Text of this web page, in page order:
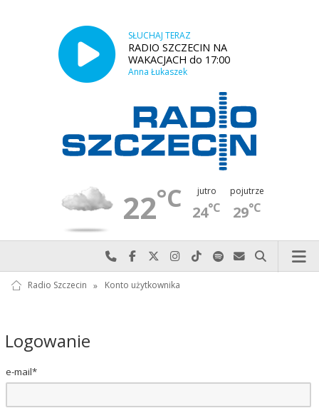
SŁUCHAJ TERAZ
RADIO SZCZECIN NA
WAKACJACH do 17:00
Anna Łukaszek
22°C jutro
24°C
pojutrze
29°C
Najlepiej po prostu do nas zadzwoń
Odwiedź nas na Facebook-u
Odwiedź nas na X
Odwiedź nas na Instagram-ie
Odwiedź nas na TikTok-u
Szukaj nas na Spotify
Wyślij do nas
Szukaj
Radio Szczecin » Konto użytkownika
Logowanie
e-mail*